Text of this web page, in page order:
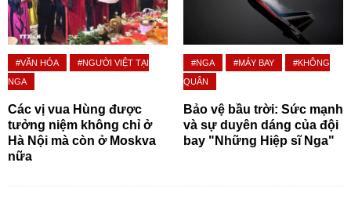
#VĂN HÓA
#NGƯỜI VIỆT TẠI
NGA
Các vị vua Hùng được
tưởng niệm không chỉ ở
Hà Nội mà còn ở Moskva
nữa
#NGA #MÁY BAY
#KHÔNG
QUÂN
Bảo vệ bầu trời: Sức mạnh
và sự duyên dáng của đội
bay "Những Hiệp sĩ Nga"